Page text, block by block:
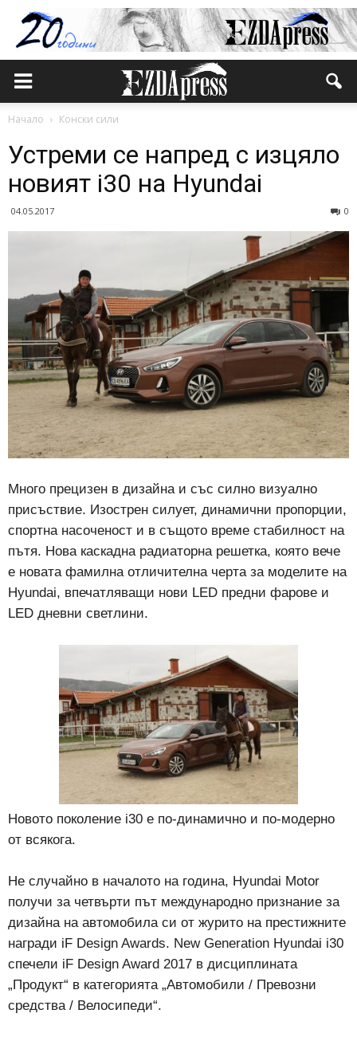
Начало Конски сили
Устреми се напред с изцяло
новият i30 на Hyundai
04.05.2017 0
Много прецизен в дизайна и със силно визуално
присъствие. Изострен силует, динамични пропорции,
спортна насоченост и в същото време стабилност на
пътя. Нова каскадна радиаторна решетка, която вече
е новата фамилна отличителна черта за моделите на
Hyundai, впечатляващи нови LED предни фарове и
LED дневни светлини.
Новото поколение i30 е по-динамично и по-модерно
от всякога.
Не случайно в началото на година, Нyundai Motor
получи за четвърти път международно признание за
дизайна на автомобила си от журито на престижните
награди iF Design Awards. New Generation Hyundai i30
спечели iF Design Award 2017 в дисциплината
„Продукт“ в категорията „Автомобили / Превозни
средства / Велосипеди“.